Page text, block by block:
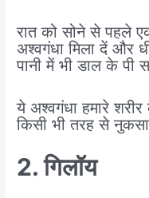
रात को सोने से पहले
अश्वगंधा मिला दें और
पानी में भी डाल के पी
ये अश्वगंधा हमारे
किसी भी तरह से
2. गिलॉय